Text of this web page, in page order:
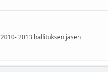
2010- 2013 hallituksen jäsen